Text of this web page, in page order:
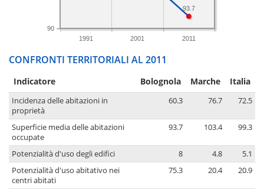
1991 2001 2011
90
93.7
CONFRONTI TERRITORIALI AL 2011
Indicatore Bolognola Marche Italia
Incidenza delle abitazioni in
proprietà
60.3 76.7 72.5
Superficie media delle abitazioni
occupate
93.7 103.4 99.3
Potenzialità d'uso degli edifici 8 4.8
5.1
Potenzialità d'uso abitativo nei
centri abitati
75.3 20.4 20.9